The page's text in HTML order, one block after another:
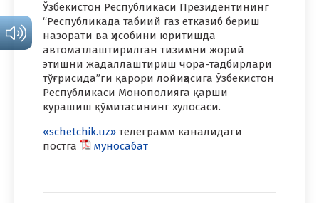
Ўзбекистон Республикаси Президентининг
“Республикада табиий газ етказиб бериш
назорати ва ҳисобини юритишда
автоматлаштирилган тизимни жорий
этишни жадаллаштириш чора-тадбирлари
тўғрисида”ги қарори лойиҳасига Ўзбекистон
Республикаси Монополияга қарши
курашиш қўмитасининг хулосаси.
«schetchik.uz» телеграмм каналидаги
постга
муносабат